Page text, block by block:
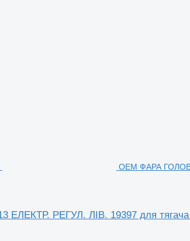
OEM ФАРА
РЕГУЛ. ЛІВ. 19397 для тягача